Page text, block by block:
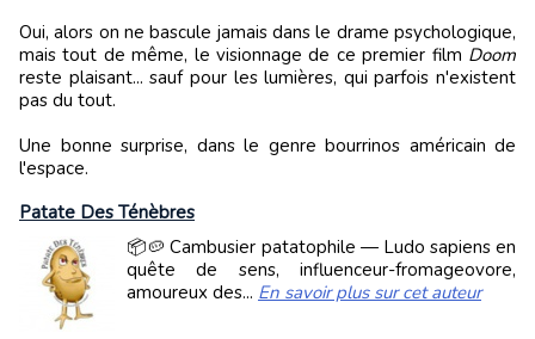
Oui, alors on ne bascule jamais dans le drame psychologique,
mais tout de même, le visionnage de ce premier film Doom
reste plaisant... sauf pour les lumières, qui parfois n'existent
pas du tout.
Une bonne surprise, dans le genre bourrinos américain de
l'espace.
Patate Des Ténèbres
📦🥔 Cambusier patatophile — Ludo sapiens en
quête de sens, influenceur-fromageovore,
amoureux des... En savoir plus sur cet auteur